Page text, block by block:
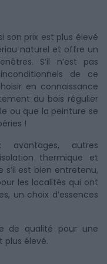
son prix est plus élevé
naturel et offre un
S’il n’est pas
de ce
en connaissance
du bois régulier
ou que la peinture se
!
autres
thermique et
est bien entretenu,
les localités qui ont
un choix d’essences
de qualité pour une
élevé.